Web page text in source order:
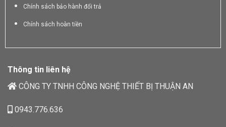
Chính sách bảo hành đổi trả
Chính sách hoàn tiền
Thông tin liên hệ
CÔNG TY TNHH CÔNG NGHỆ THIẾT BỊ THUẬN AN
0943.776.636